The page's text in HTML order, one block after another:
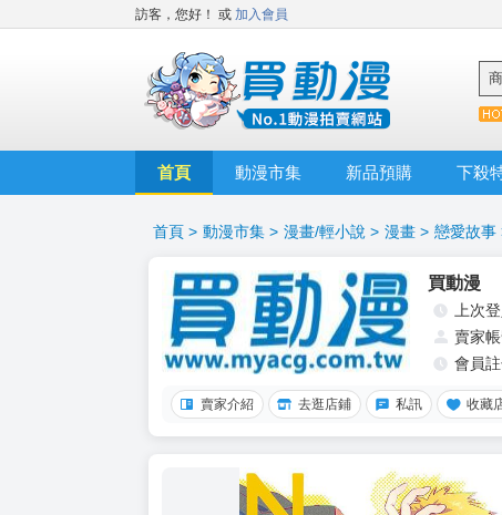
訪客，您好！ 或 加入會員
首頁 動漫市集 新品預購 下殺
首頁 > 動漫市集 > 漫畫/輕小說 > 漫畫 > 戀愛故事
買動漫
上次
賣家
會員
賣家介紹 去逛店鋪 私訊 收藏